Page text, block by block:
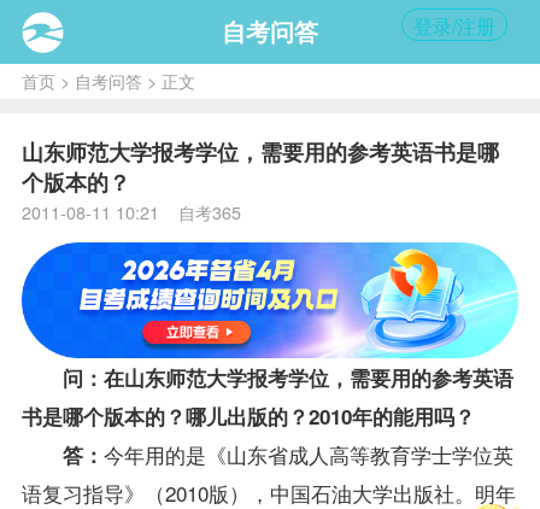
自考问答 登录/注册
首页> 自考问答> 正文
山东师范大学报考学位，需要用的参考英语书是哪
个版本的？
2011-08-11 10:21 自考365
问：在山东师范大学报考学位，需要用的参考英语
书是哪个版本的？哪儿出版的？2010年的能用吗？
答： 今年用的是《山东省成人高等教育学士学位英
语复习指导》（2010版），中国石油大学出版社。明年